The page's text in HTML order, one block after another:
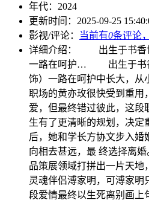
年代： 2024
更新时间： 2025-09-25
影视/评论：
当前有0条评论，
详细介绍：
出生于书香世
一路在呵护…
出生于书
饰）一路在呵护中长大，从
职场的黄亦玫很快受到重用
爱，但最终错过彼此，这段
生有了更清晰的规划，决定
后，她和学长方协文步入婚
向相去甚远，最 终选择离
品策展领域打拼出一片天地
灵魂伴侣溥家明，可溥家明
段爱情最终以生死离别画上